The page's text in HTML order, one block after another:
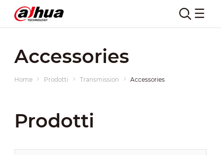
Accessories
Home Prodotti Transmission Accessories
Prodotti